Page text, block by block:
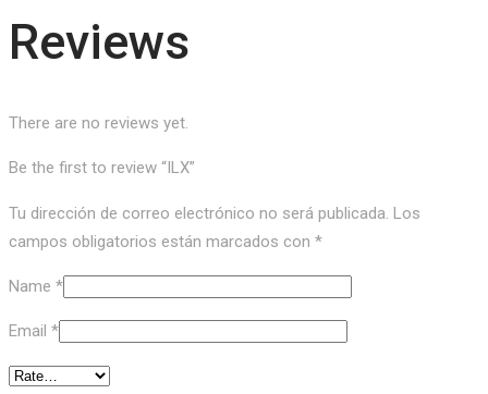
Reviews
There are no reviews yet.
Be the first to review “ILX”
Tu dirección de correo electrónico no será publicada. Los
campos obligatorios están marcados con *
Name *
Email *